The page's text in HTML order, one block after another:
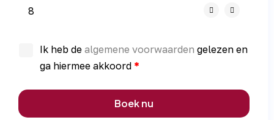
Ik heb de algemene voorwaarden gelezen en
ga hiermee akkoord
Boek nu